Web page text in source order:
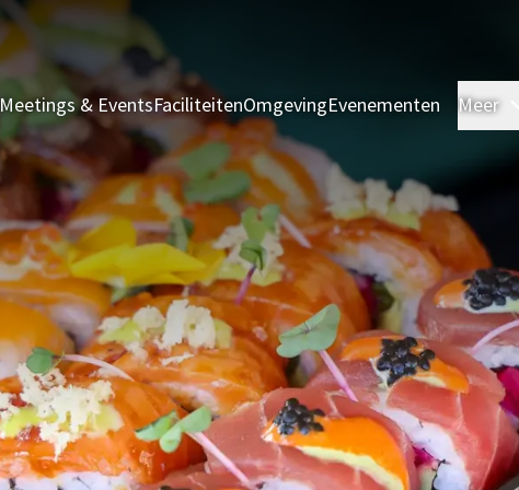
Meetings & EventsFaciliteitenOmgevingEvenementen Meer